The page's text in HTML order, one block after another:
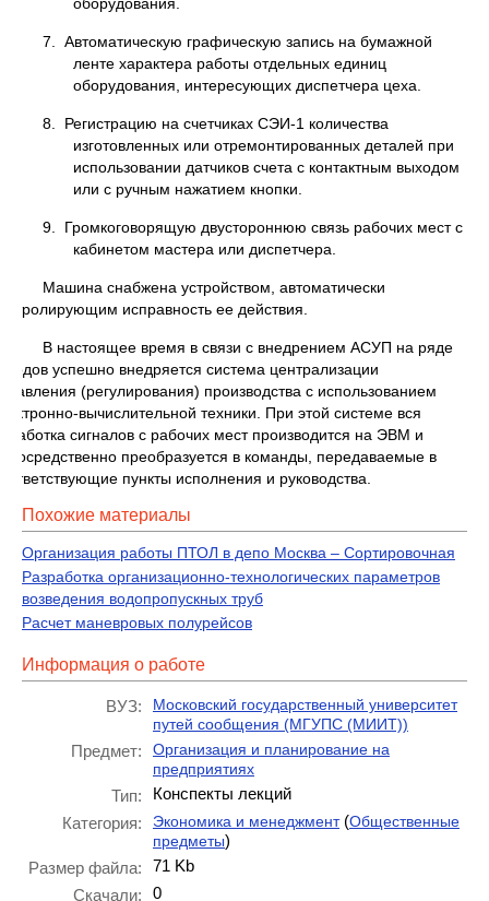
7. Автоматическую графическую запись на бумажной
ленте характера работы отдельных единиц
оборудования, интересующих диспетчера цеха.
8. Регистрацию на счетчиках СЭИ-1 количества
изготовленных или отремонтированных деталей при
использовании датчиков счета с контактным выходом
или с ручным нажатием кнопки.
9. Громкоговорящую двустороннюю связь рабочих мест с
кабинетом мастера или диспетчера.
Машина снабжена устройством, автоматически
исправность ее действия.
В настоящее время в связи с внедрением АСУП на ряде
успешно внедряется система централизации
(регулирования) производства с использованием
вычислительной техники. При этой системе вся
сигналов с рабочих мест производится на ЭВМ и
преобразуется в команды, передаваемые в
пункты исполнения и руководства.
Похожие материалы
Организация работы ПТОЛ в депо Москва – Сортировочная
Разработка организационно-технологических параметров
возведения водопропускных труб
Расчет маневровых полурейсов
Информация о работе
ВУЗ:
Московский государственный университет
путей сообщения (МГУПС (МИИТ))
Предмет:
Организация и планирование на
предприятиях
Тип:
Конспекты лекций
Категория:
Экономика и менеджмент(Общественные
предметы)
Размер файла:
71 Kb
Скачали:
0